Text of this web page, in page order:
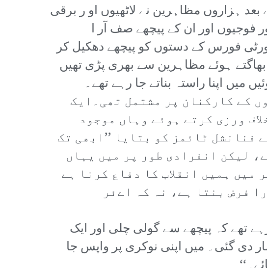
ہزاروں مظاہرین نے لاٹھیوں او ر برقی
فوجیوں اور ان کے پیچھے صف آر ا
فورس کے دستوں کو پیچھے دھکیل کر
ہوئے مظاہرین سے بھری پڑی تھیں
میں اپنا راستہ بناتے جا رہے تھے۔
کے کارکنان پر مشتمل تھی۔ایک
ورزی کرتے ہوئے وہاں موجود
ٹائمز کو بتایا ’’ابھی تک
لیکن انفرادی طور پر میں یہاں
ہمیں انقلاب کا دفاع کرنا ہے
فرض بنتا ہے، نہ کہ اےئر
تھے کہ پیچھے سے گولی چلی اور ایک
دی گئی۔ میں اپنی نوکری پر واپس جا